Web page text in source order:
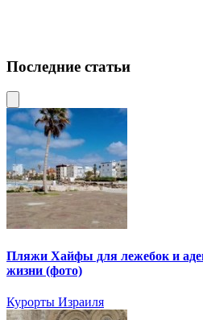
Последние статьи
Пляжи Хайфы для лежебок и
жизни (фото)
Курорты Израиля